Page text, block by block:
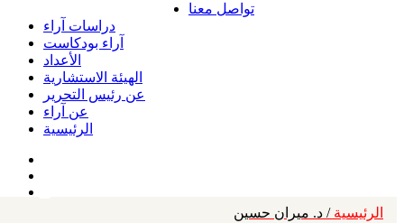
تواصل معنا
دراسات آراء
آراء بودكاست
الأعداد
الهيئة الاستشارية
عن رئيس التحرير
عن آراء
الرئيسية
الرئيسية / د. ميران حسين